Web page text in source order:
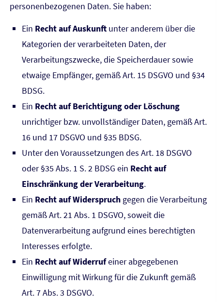
personenbezogenen Daten. Sie haben:
Ein Recht auf Auskunft unter anderem über die
Kategorien der verarbeiteten Daten, der
Verarbeitungszwecke, die Speicherdauer sowie
etwaige Empfänger, gemäß Art. 15 DSGVO und §34
BDSG.
Ein Recht auf Berichtigung oder Löschung
unrichtiger bzw. unvollständiger Daten, gemäß Art.
16 und 17 DSGVO und §35 BDSG.
Unter den Voraussetzungen des Art. 18 DSGVO
oder §35 Abs. 1 S. 2 BDSG ein Recht auf
Einschränkung der Verarbeitung.
Ein Recht auf Widerspruch gegen die Verarbeitung
gemäß Art. 21 Abs. 1 DSGVO, soweit die
Datenverarbeitung aufgrund eines berechtigten
Interesses erfolgte.
Ein Recht auf Widerrufeiner abgegebenen
Einwilligung mit Wirkung für die Zukunft gemäß
Art. 7 Abs. 3 DSGVO.